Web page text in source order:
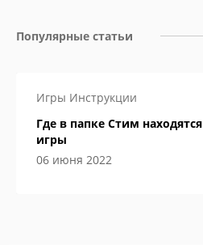
Популярные статьи
Игры Инструкции
Где в папке Стим находятся
игры
06 июня 2022